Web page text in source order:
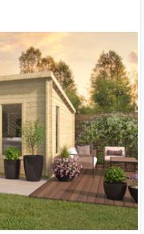
tegen
aan de
om de
of
en
deuren,